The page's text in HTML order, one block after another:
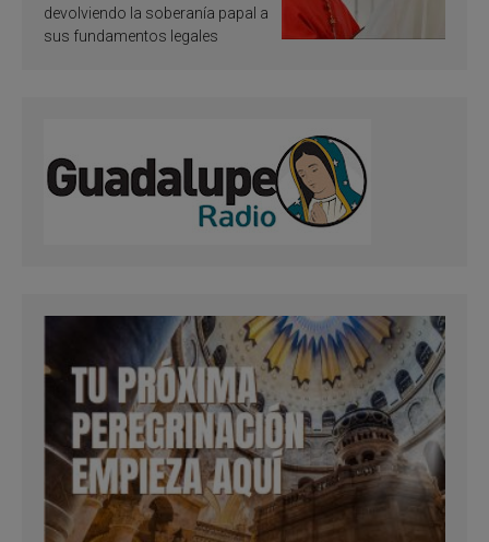
devolviendo la soberanía papal a
sus fundamentos legales